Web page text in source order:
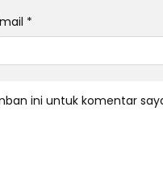
*
ini untuk komentar